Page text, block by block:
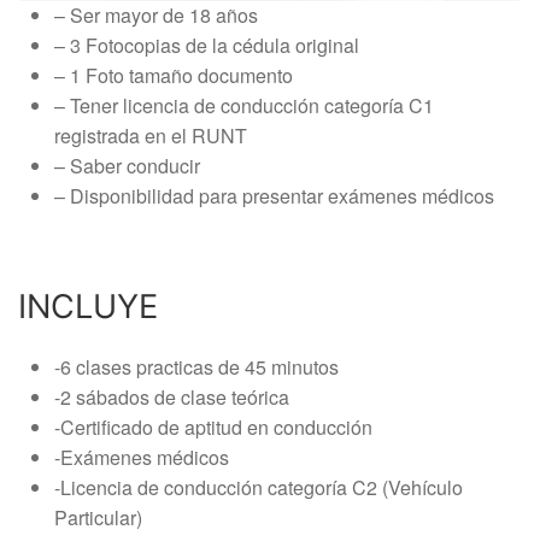
– Ser mayor de 18 años
– 3 Fotocopias de la cédula original
– 1 Foto tamaño documento
– Tener licencia de conducción categoría C1
registrada en el RUNT
– Saber conducir
– Disponibilidad para presentar exámenes médicos
INCLUYE
-6 clases practicas de 45 minutos
-2 sábados de clase teórica
-Certificado de aptitud en conducción
-Exámenes médicos
-Licencia de conducción categoría C2 (Vehículo
Particular)